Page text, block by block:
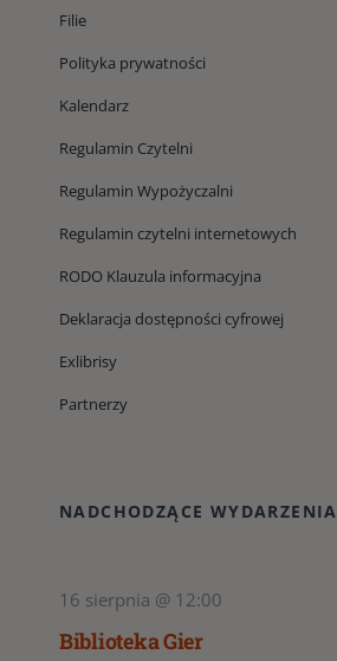
Filie
Polityka prywatności
Kalendarz
Regulamin Czytelni
Regulamin Wypożyczalni
Regulamin czytelni internetowych
RODO Klauzula informacyjna
Deklaracja dostępności cyfrowej
Exlibrisy
Partnerzy
NADCHODZĄCE WYDARZENIA
16 sierpnia @ 12:00
Biblioteka Gier